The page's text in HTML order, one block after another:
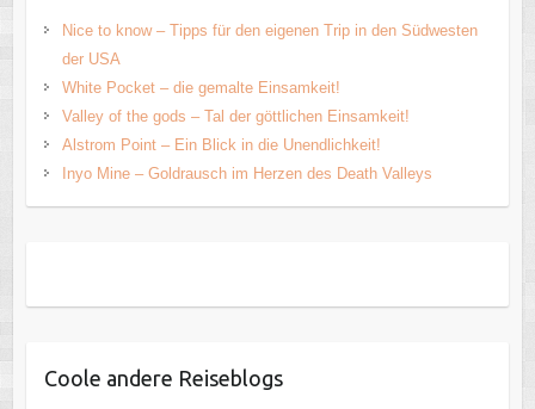
Nice to know – Tipps für den eigenen Trip in den Südwesten
der USA
White Pocket – die gemalte Einsamkeit!
Valley of the gods – Tal der göttlichen Einsamkeit!
Alstrom Point – Ein Blick in die Unendlichkeit!
Inyo Mine – Goldrausch im Herzen des Death Valleys
Coole andere Reiseblogs